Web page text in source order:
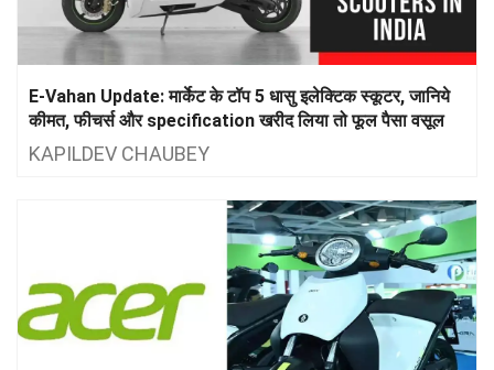
E-Vahan Update: मार्केट के टॉप 5 धासु इलेक्टिक स्कूटर, जानिये
कीमत, फीचर्स और specification खरीद लिया तो फूल पैसा वसूल
KAPILDEV CHAUBEY